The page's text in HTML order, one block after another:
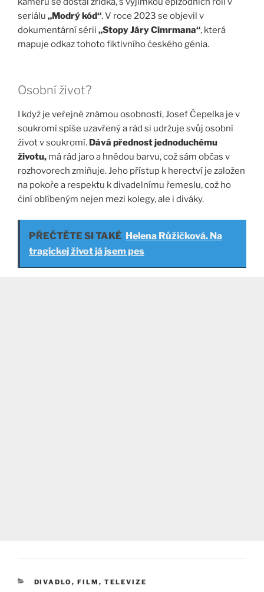
seriálu „Modrý kód“. V roce 2023 se objevil v
dokumentární sérii „Stopy Járy Cimrmana“, která
mapuje odkaz tohoto fiktivního českého génia​.
Osobní život?
I když je veřejně známou osobností, Josef Čepelka je v
soukromí spíše uzavřený a rád si udržuje svůj osobní
život v soukromí. Dává přednost jednoduchému
životu, má rád jaro a hnědou barvu, což sám občas v
rozhovorech zmiňuje. Jeho přístup k herectví je založen
na pokoře a respektu k divadelnímu řemeslu, což ho
činí oblíbeným nejen mezi kolegy, ale i diváky​.
PŘEČTĚTE SI TAKÉ Helena Růžičková. Na
tragickej život já jsem pes
RUBRIKY
DIVADLO, FILM, TELEVIZE